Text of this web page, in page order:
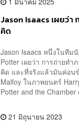
Jason Isaacs เผยว่
คิด
Jason Isaacs หนึ่งในที
Potter เผยว่า การถ่ายท
คิด และที่จริงแล้วมันค่อน
Malfoy ในภาพยนตร์
Potter and the
21 มิถุนายน 2023